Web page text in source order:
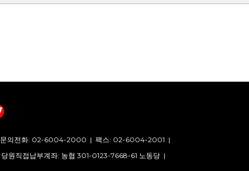
문의전화: 02-6004-2000 | 팩스: 02-6004-2001 |
당원직접납부계좌: 농협 301-0123-7668-61 노동당 |